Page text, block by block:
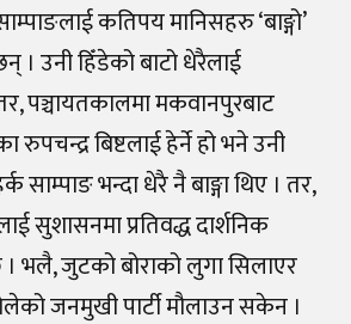
कतिपय मानिसहरु ‘बाङ्गो’
। उनी हिँडेको बाटो धेरैलाई
पञ्चायतकालमा मकवानपुरबाट
बिष्टलाई हेर्ने हो भने उनी
साम्पाङ भन्दा धेरै नै बाङ्गा थिए । तर,
सुशासनमा प्रतिवद्ध दार्शनिक
भलै, जुटको बोराको लुगा सिलाएर
जनमुखी पार्टी मौलाउन सकेन ।